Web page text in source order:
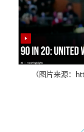
（图片来源：